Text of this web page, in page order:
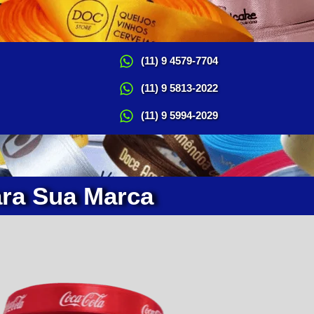
(11) 9 4579-7704
(11) 9 5813-2022
(11) 9 5994-2029
Sua Marca